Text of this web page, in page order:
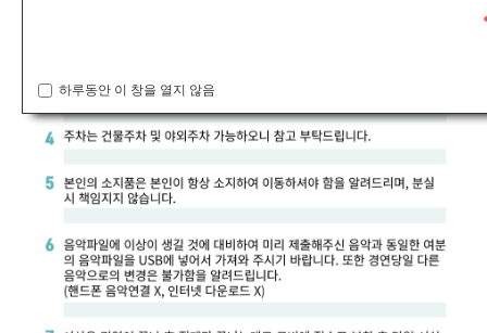
하루동안 이 창을 열지 않음